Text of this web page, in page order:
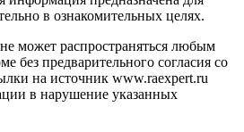
в ознакомительных целях.
может распространяться любым
без предварительного согласия со
на источник www.raexpert.ru
в нарушение указанных